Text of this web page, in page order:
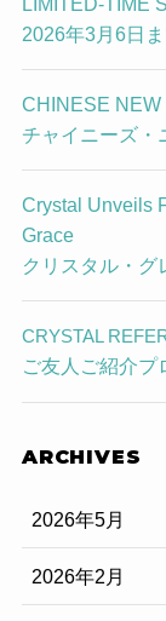
2026年3月6日
CHINESE
チャイニーズ・
Crystal Unveils
Grace
クリスタル・
CRYSTAL
ご友人ご紹介プ
ARCHIVES
2026年5月
2026年2月